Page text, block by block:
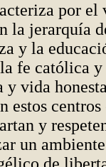
por el
la jerarquía
y la
fe católica
y vida
estos
y
un